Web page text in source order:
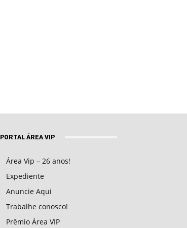
PORTAL ÁREA VIP
Área Vip – 26 anos!
Expediente
Anuncie Aqui
Trabalhe conosco!
Prêmio Área VIP